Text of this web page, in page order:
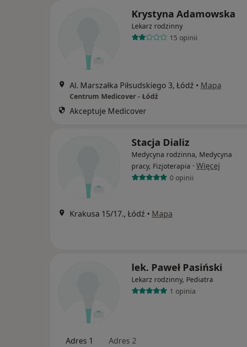
Krystyna Adamowska
Lekarz rodzinny
15 opinii
Al. Marszałka Piłsudskiego 3, Łódź • Mapa
Centrum Medicover - Łódź
Akceptuje Medicover
Stacja Dializ
Medycyna rodzinna, Medycyna
pracy, Fizjoterapia · Więcej
0 opinii
Krakusa 15/17., Łódź • Mapa
lek. Paweł Pasiński
Lekarz rodzinny, Pediatra
1 opinia
Adres 1 Adres 2